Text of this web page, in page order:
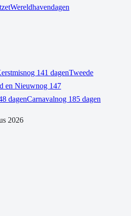
Wereldhavendagen
nog 141 dagenTweede
en Nieuwnog 147
dagenCarnavalnog 185 dagen
2026